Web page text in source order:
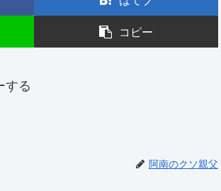
コピー
する
阿南のクソ親父